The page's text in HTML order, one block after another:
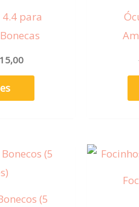
para
15,00
na
página
(5